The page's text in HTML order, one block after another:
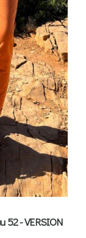
52 - VERSION